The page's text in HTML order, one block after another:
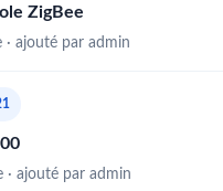
ZigBee
ajouté par admin
· ajouté par admin